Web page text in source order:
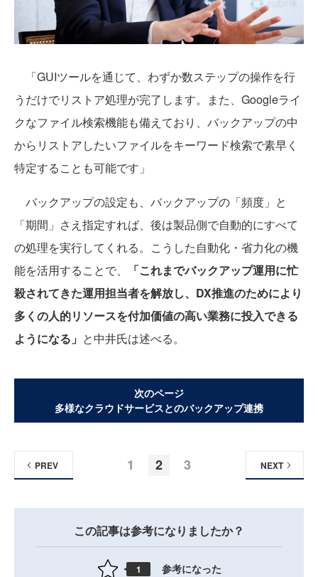
「GUIツールを通じて、わずか数ステップの操作を行
うだけでリストア処理が完了します。また、Googleライ
クなファイル検索機能も備えており、バックアップの中
からリストアしたいファイルをキーワード検索で素早く
特定することも可能です」
バックアップの設定も、バックアップの「頻度」と
「期間」さえ指定すれば、後は製品側で自動的にすべて
の処理を実行してくれる。こうした自動化・省力化の機
能を活用することで、
「これまでバックアップ運用に忙
殺されてきた運用担当者を解放し、DX推進のためにより
多くの人的リソースを付加価値の高い業務に投入できる
ようになる」 と中井氏は述べる。
次のページ
多様なクラウドサービスとのバックアップ連携
1 2 3
PREV NEXT
この記事は参考になりましたか？
1 参考になった